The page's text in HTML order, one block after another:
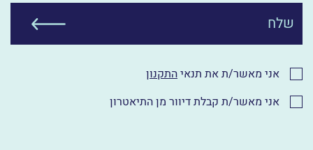
שלח
אני מאשר/ת את תנאיהתקנון
אני מאשר/ת קבלת דיוור מן התיאטרון